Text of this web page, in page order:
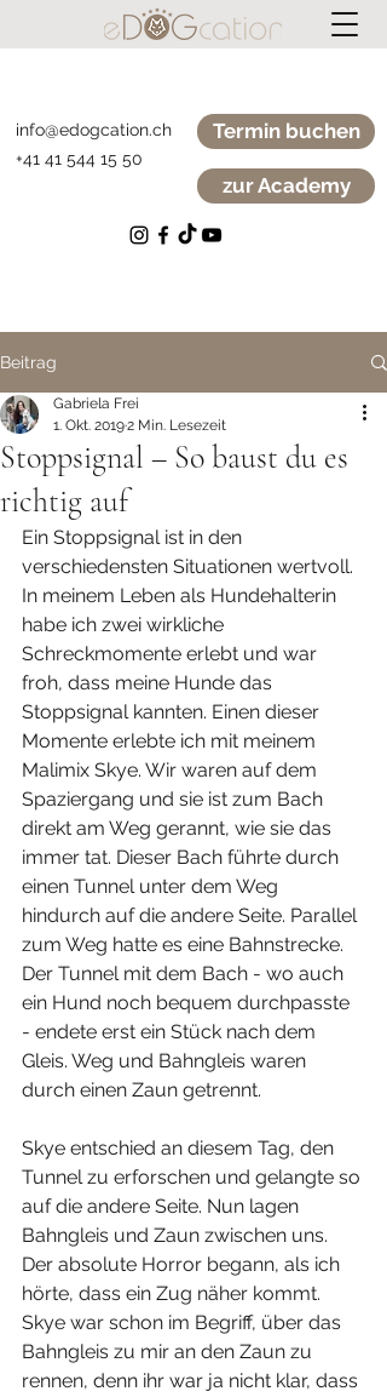
info@edogcation.ch
+41 41 544 15 50
Termin buchen
zur Academy
Beitrag
Stoppsignal – So baust du es
richtig auf
Gabriela Frei
1. Okt. 20192 Min. Lesezeit
Ein Stoppsignal ist in den
verschiedensten Situationen wertvoll.
In meinem Leben als Hundehalterin
habe ich zwei wirkliche
Schreckmomente erlebt und war
froh, dass meine Hunde das
Stoppsignal kannten. Einen dieser
Momente erlebte ich mit meinem
Malimix Skye. Wir waren auf dem
Spaziergang und sie ist zum Bach
direkt am Weg gerannt, wie sie das
immer tat. Dieser Bach führte durch
einen Tunnel unter dem Weg
hindurch auf die andere Seite. Parallel
zum Weg hatte es eine Bahnstrecke.
Der Tunnel mit dem Bach - wo auch
ein Hund noch bequem durchpasste
- endete erst ein Stück nach dem
Gleis. Weg und Bahngleis waren
durch einen Zaun getrennt.
Skye entschied an diesem Tag, den
Tunnel zu erforschen und gelangte so
auf die andere Seite. Nun lagen
Bahngleis und Zaun zwischen uns.
Der absolute Horror begann, als ich
hörte, dass ein Zug näher kommt.
Skye war schon im Begriff, über das
Bahngleis zu mir an den Zaun zu
rennen, denn ihr war ja nicht klar, dass